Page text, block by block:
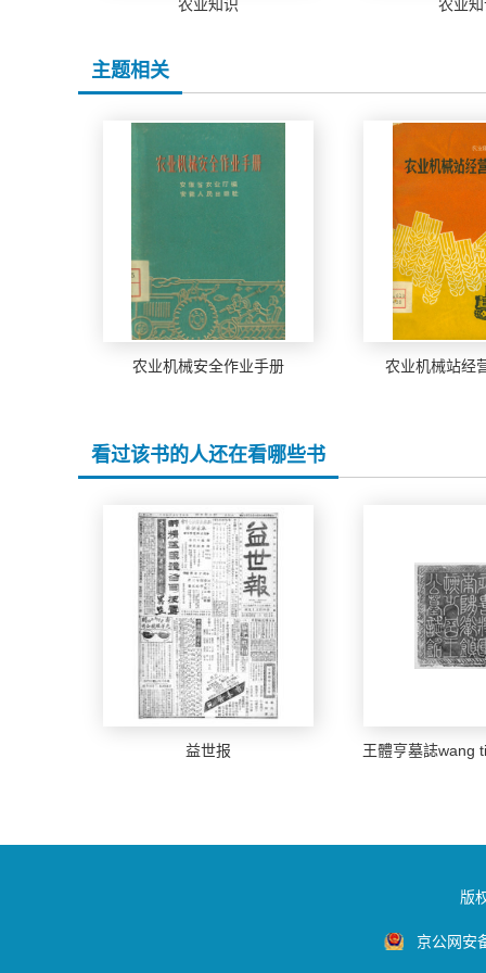
农业知识 农业
主题相关
农业机械安全作业手册 农业机械站经
看过该书的人还在看哪些书
益世报 王體亨墓誌wang
版
京公网安